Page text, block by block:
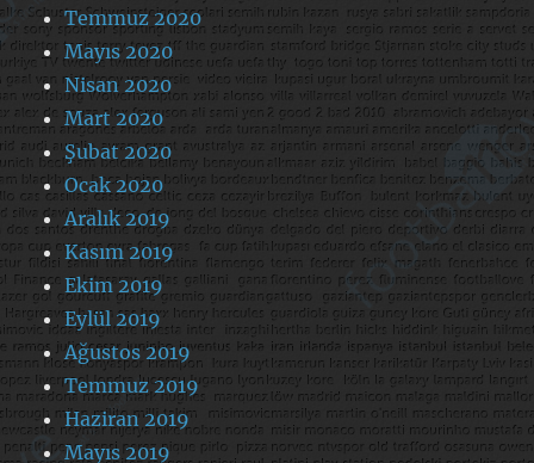
Temmuz 2020
Mayıs 2020
Nisan 2020
Mart 2020
Şubat 2020
Ocak 2020
Aralık 2019
Kasım 2019
Ekim 2019
Eylül 2019
Ağustos 2019
Temmuz 2019
Haziran 2019
Mayıs 2019